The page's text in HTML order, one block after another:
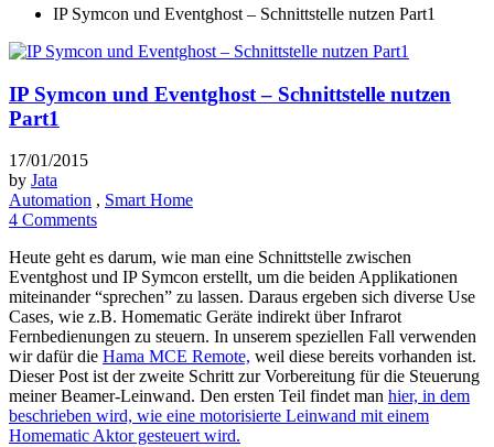
IP Symcon und Eventghost – Schnittstelle nutzen Part1
IP Symcon und Eventghost – Schnittstelle nutzen
Part1
17/01/2015
by Jata
Automation , Smart Home
4 Comments
Heute geht es darum, wie man eine Schnittstelle zwischen
Eventghost und IP Symcon erstellt, um die beiden Applikationen
miteinander “sprechen” zu lassen. Daraus ergeben sich diverse Use
Cases, wie z.B. Homematic Geräte indirekt über Infrarot
Fernbedienungen zu steuern. In unserem speziellen Fall verwenden
wir dafür die Hama MCE Remote, weil diese bereits vorhanden ist.
Dieser Post ist der zweite Schritt zur Vorbereitung für die Steuerung
meiner Beamer-Leinwand. Den ersten Teil findet man hier, in dem
beschrieben wird, wie eine motorisierte Leinwand mit einem
Homematic Aktor gesteuert wird.